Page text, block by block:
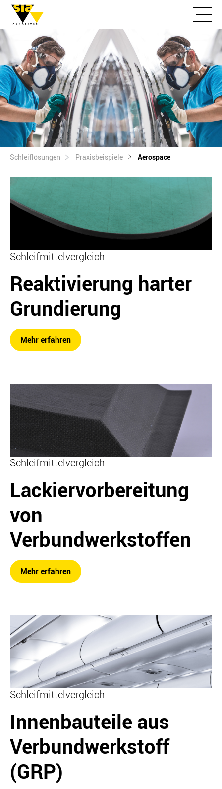
Schleiflösungen Praxisbeispiele Aerospace
Schleifmittelvergleich
Reaktivierung harter
Grundierung
Mehr erfahren
Schleifmittelvergleich
Lackiervorbereitung
von
Verbundwerkstoffen
Mehr erfahren
Schleifmittelvergleich
Innenbauteile aus
Verbundwerkstoff
(GRP)